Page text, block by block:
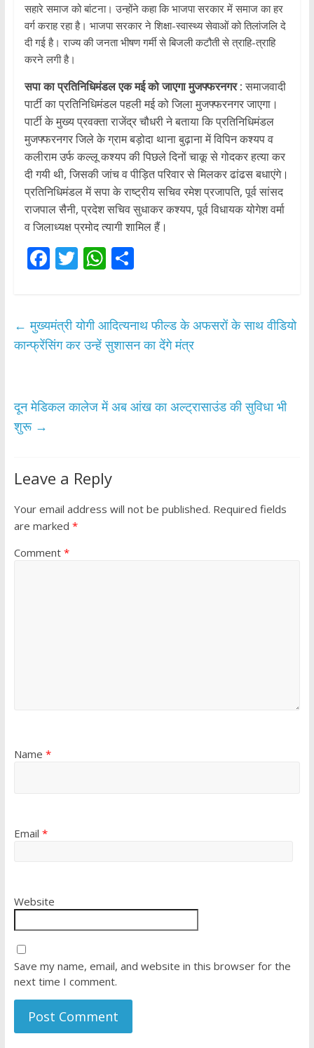
सहारे समाज को बांटना। उन्होंने कहा कि भाजपा सरकार में समाज का हर
वर्ग कराह रहा है। भाजपा सरकार ने शिक्षा-स्वास्थ्य सेवाओं को तिलांजलि दे
दी गई है। राज्य की जनता भीषण गर्मी से बिजली कटौती से त्राहि-त्राहि
करने लगी है।
सपा का प्रतिनिधिमंडल एक मई को जाएगा मुजफ्फरनगर :समाजवादी
पार्टी का प्रतिनिधिमंडल पहली मई को जिला मुजफ्फरनगर जाएगा।
पार्टी के मुख्य प्रवक्ता राजेंद्र चौधरी ने बताया कि प्रतिनिधिमंडल
मुजफ्फरनगर जिले के ग्राम बड़ोदा थाना बुढ़ाना में विपिन कश्यप व
कलीराम उर्फ कल्लू कश्यप की पिछले दिनों चाकू से गोदकर हत्या कर
दी गयी थी, जिसकी जांच व पीड़ित परिवार से मिलकर ढांढस बधाएंगे।
प्रतिनिधिमंडल में सपा के राष्ट्रीय सचिव रमेश प्रजापति, पूर्व सांसद
राजपाल सैनी, प्रदेश सचिव सुधाकर कश्यप, पूर्व विधायक योगेश वर्मा
व जिलाध्यक्ष प्रमोद त्यागी शामिल हैं।
F
b
o
T
er
W
s
A
p
S
e
← मुख्यमंत्री योगी आदित्यनाथ फील्ड के अफसरों के साथ वीडियो
कान्फ्रेंसिंग कर उन्हें सुशासन का देंगे मंत्र
दून मेडिकल कालेज में अब आंख का अल्ट्रासाउंड की सुविधा भी
शुरू →
Leave a Reply
Your email address will not be published. Required fields
are marked *
Comment *
Name *
Email *
Website
Save my name, email, and website in this browser for the
next time I comment.